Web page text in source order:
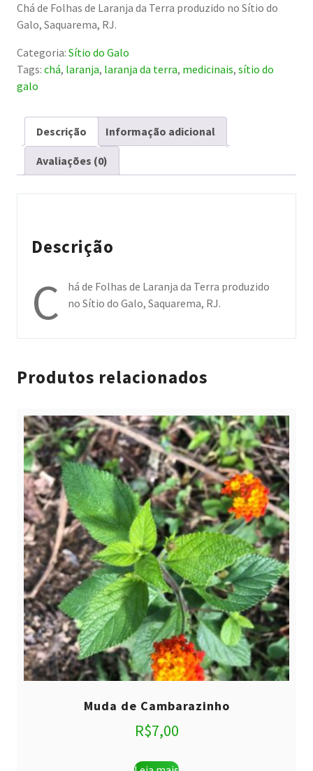
Chá de Folhas de Laranja da Terra produzido no Sítio do
Galo, Saquarema, RJ.
Categoria: Sítio do Galo
Tags: chá, laranja, laranja da terra, medicinais, sítio do
galo
Descrição Informação adicional
Avaliações (0)
Descrição
C
há de Folhas de Laranja da Terra produzido
no Sítio do Galo, Saquarema, RJ.
Produtos relacionados
Muda de Cambarazinho
R$7,00